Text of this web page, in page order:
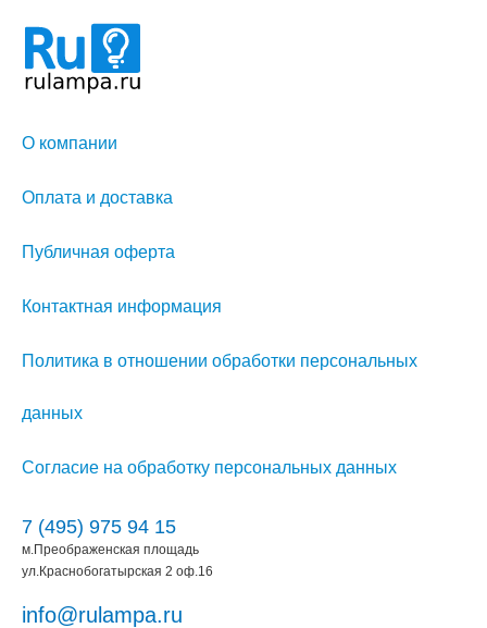
О компании
Оплата и доставка
Публичная оферта
Контактная информация
Политика в отношении обработки персональных
данных
Согласие на обработку персональных данных
7 (495) 975 94 15
м.Преображенская площадь
ул.Краснобогатырская 2 оф.16
info@rulampa.ru